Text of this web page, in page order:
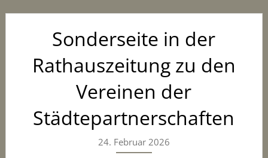
Sonderseite in der
Rathauszeitung zu den
Vereinen der
Städtepartnerschaften
24. Februar 2026